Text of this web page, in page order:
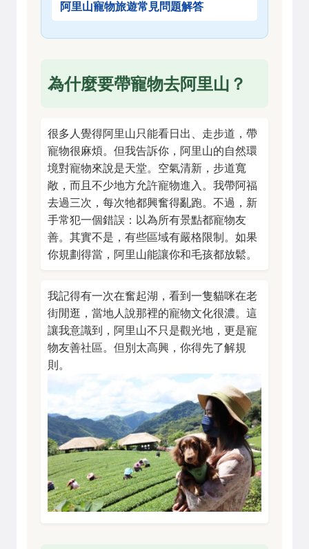
阿里山寵物旅遊常見問題解答
為什麼要帶寵物去阿里山？
很多人覺得阿里山只能看日出、走步道，帶
寵物很麻煩。但我告訴你，阿里山的自然環
境對寵物來說是天堂。空氣清新，步道寬
敞，而且不少地方允許寵物進入。我帶阿福
去過三次，每次牠都興奮得亂跑。不過，新
手常犯一個錯誤：以為所有景點都寵物友
善。其實不是，有些區域有嚴格限制。如果
你規劃得當，阿里山能讓你和毛孩都放鬆。
我記得有一次在奮起湖，看到一隻貓咪在老
街閒逛，當地人說那裡的寵物文化很濃。這
讓我意識到，阿里山不只是觀光地，更是寵
物友善社區。但別太高興，你得先了解規
則。